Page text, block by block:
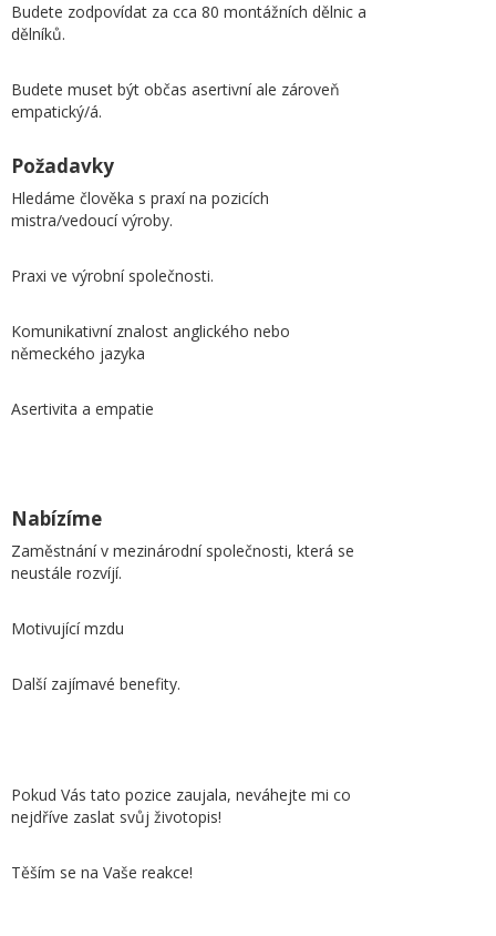
Budete zodpovídat za cca 80 montážních dělnic a
dělníků.
Budete muset být občas asertivní ale zároveň
empatický/á.
Požadavky
Hledáme člověka s praxí na pozicích
mistra/vedoucí výroby.
Praxi ve výrobní společnosti.
Komunikativní znalost anglického nebo
německého jazyka
Asertivita a empatie
Nabízíme
Zaměstnání v mezinárodní společnosti, která se
neustále rozvíjí.
Motivující mzdu
Další zajímavé benefity.
Pokud Vás tato pozice zaujala, neváhejte mi co
nejdříve zaslat svůj životopis!
Těším se na Vaše reakce!